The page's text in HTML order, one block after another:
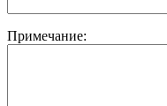
Примечание: